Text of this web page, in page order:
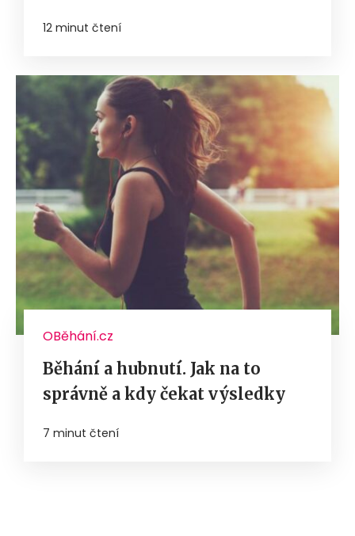
12 minut čtení
OBěhání.cz
Běhání a hubnutí. Jak na to
správně a kdy čekat výsledky
7 minut čtení